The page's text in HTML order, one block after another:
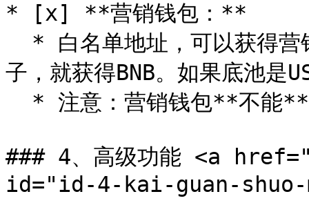
* [x] **营销钱包：**
子，就获得BNB。如果底池是
### 4、高级功能 <a
id="id-4-kai-guan-shuo-